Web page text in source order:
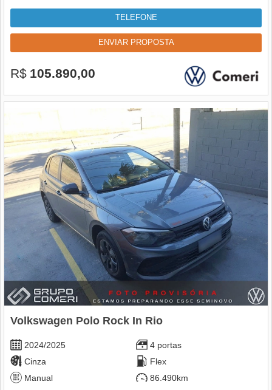
TELEFONE
ENVIAR PROPOSTA
R$ 105.890,00
Volkswagen Polo Rock In Rio
2024/2025
4 portas
Cinza
Flex
Manual
86.490km